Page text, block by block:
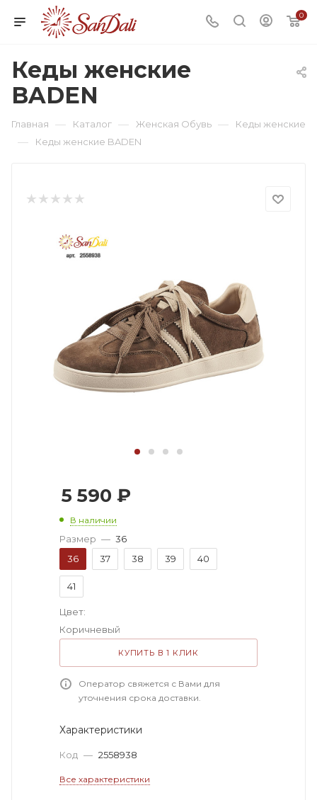
0
Кеды женские
BADEN
Главная — Каталог — Женская Обувь — Кеды женские
— Кеды женские BADEN
5 590 ₽
В наличии
Размер — 36
36
37 38 39 40
41
Цвет:
Коричневый
КУПИТЬ В 1 КЛИК
Оператор свяжется с Вами для
уточнения срока доставки.
Характеристики
Код — 2558938
Все характеристики